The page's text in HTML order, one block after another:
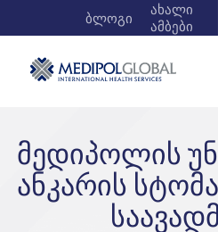
ბლოგი
ახალი
ამბები
მედიპოლის
ანკარის